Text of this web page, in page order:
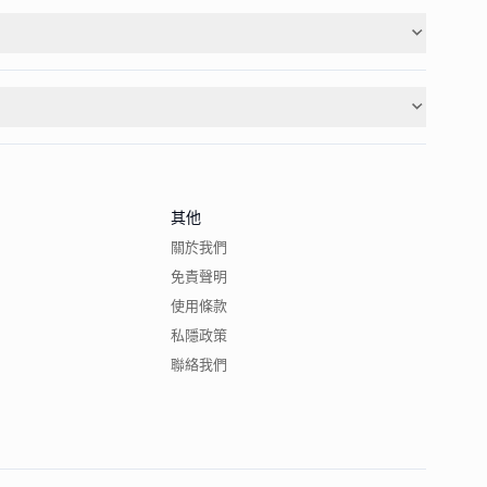
其他
關於我們
免責聲明
使用條款
私隱政策
聯絡我們